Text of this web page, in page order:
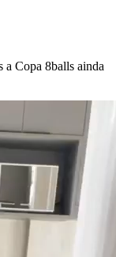
a Copa 8balls ainda